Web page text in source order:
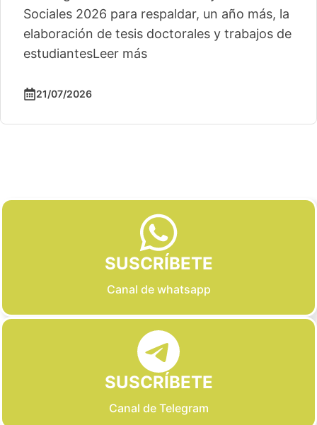
Sociales 2026 para respaldar, un año más, la
elaboración de tesis doctorales y trabajos de
estudiantesLeer más
21/07/2026
SUSCRÍBETE
Canal de whatsapp
SUSCRÍBETE
Canal de Telegram